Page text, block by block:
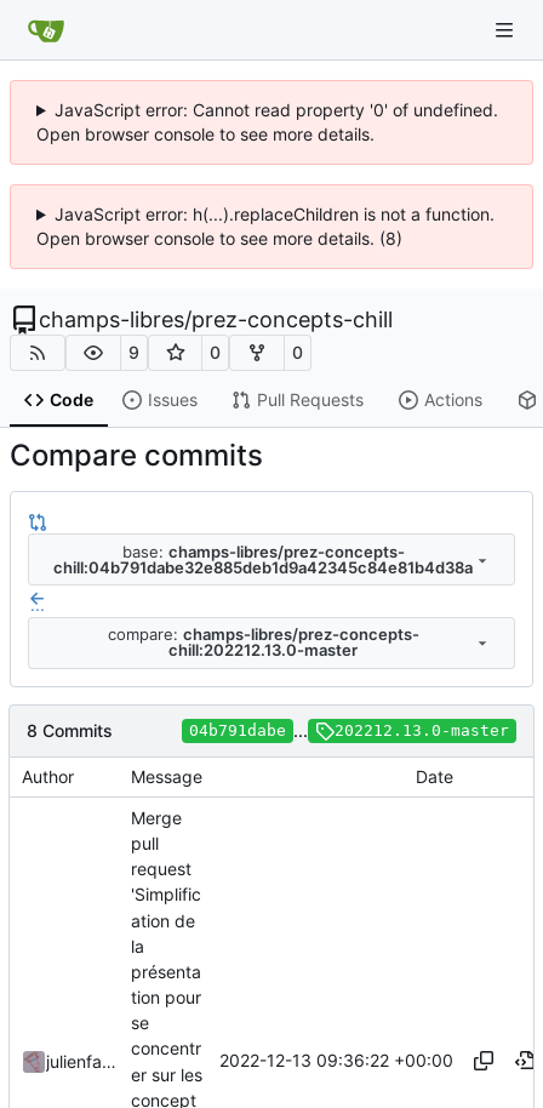
JavaScript error: Cannot read property '0' of undefined.
Open browser console to see more details.
JavaScript error: h(...).replaceChildren is not a function.
Open browser console to see more details. (8)
champs-libres/prez-concepts-chill
9 0 0
Code Issues Pull Requests Actions
Compare commits
base: champs-libres/prez-concepts-
chill:04b791dabe32e885deb1d9a42345c84e81b4d38a
...
compare: champs-libres/prez-concepts-
chill:202212.13.0-master
8 Commits 04b791dabe ... 202212.13.0-master
Author Message Date
julienfastre
Merge
pull
request
'Simplific
ation de
la
présenta
tion pour
se
concentr
er sur les
concept
2022-12-13 09:36:22 +00:00